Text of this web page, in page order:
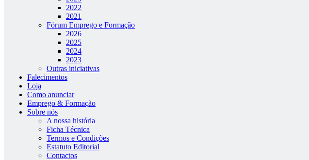
2022
2021
Fórum Emprego e Formação
2026
2025
2024
2023
Outras iniciativas
Falecimentos
Loja
Como anunciar
Emprego & Formação
Sobre nós
A nossa história
Ficha Técnica
Termos e Condições
Estatuto Editorial
Contactos